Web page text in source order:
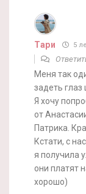
Тари 5
Меня так
задеть глаз
Я хочу
от
Патрика.
Кстати, с
я получила
они платят
хорошо)